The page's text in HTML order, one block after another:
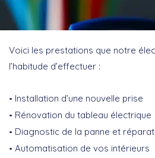
Voici les prestations que notre
l’habitude d’effectuer :
Installation d’une nouvelle prise
Rénovation du tableau électrique
Diagnostic de la panne et
Automatisation de vos intérieurs